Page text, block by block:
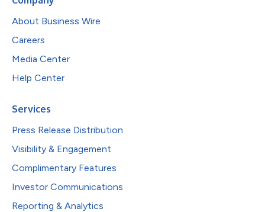
About Business Wire
Careers
Media Center
Help Center
Services
Press Release Distribution
Visibility & Engagement
Complimentary Features
Investor Communications
Reporting & Analytics